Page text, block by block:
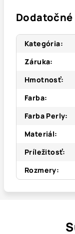
Kategória:
Záruka:
Hmotnosť:
Farba:
Farba Perly:
Materiál:
Príležitosť:
Rozmery: